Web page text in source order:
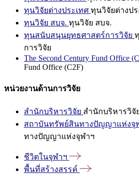
ทุนวิจัยต่างประเทศ ทุนวิจัยต่างปร
ทุนวิจัย สบจ. ทุนวิจัย สบจ.
ทุนสนับสนุนยุทธศาสตร์การวิจัย
การวิจัย
The Second Century Fund Office
Fund Office (C2F)
หน่วยงานด้านการวิจัย
สำนักบริหารวิจัย สำนักบริหารวิจั
สถาบันทรัพย์สินทางปัญญาแห่งจุ
ทางปัญญาแห่งจุฬาฯ
ชีวิตในจุฬาฯ
พื้นที่สร้างสรรค์